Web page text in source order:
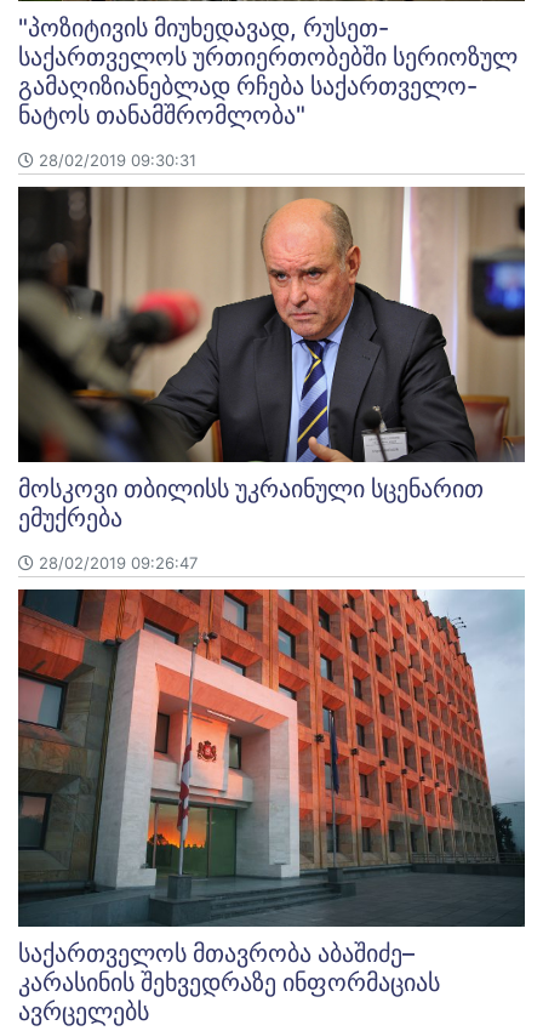
"პოზიტივის მიუხედავად, რუსეთ-
საქართველოს ურთიერთობებში სერიოზულ
გამაღიზიანებლად რჩება საქართველო-
ნატოს თანამშრომლობა"
28/02/2019 09:30:31
მოსკოვი თბილისს უკრაინული სცენარით
ემუქრება
28/02/2019 09:26:47
საქართველოს მთავრობა აბაშიძე–
კარასინის შეხვედრაზე ინფორმაციას
ავრცელებს